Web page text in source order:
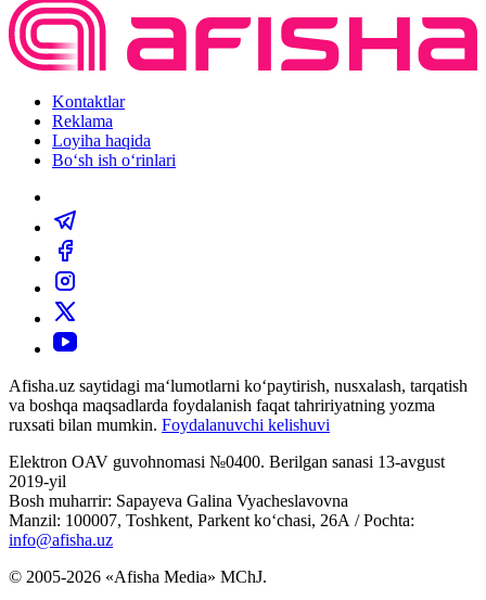
Kontaktlar
Reklama
Loyiha haqida
Bo‘sh ish o‘rinlari
Afisha.uz saytidagi ma‘lumotlarni ko‘paytirish, nusxalash, tarqatish
va boshqa maqsadlarda foydalanish faqat tahririyatning yozma
ruxsati bilan mumkin. Foydalanuvchi kelishuvi
Elektron OAV guvohnomasi №0400. Berilgan sanasi 13-avgust
2019-yil
Bosh muharrir: Sapayeva Galina Vyacheslavovna
Manzil: 100007, Toshkent, Parkent ko‘chasi, 26А / Pochta:
info@afisha.uz
© 2005-2026 «Afisha Media» MChJ.